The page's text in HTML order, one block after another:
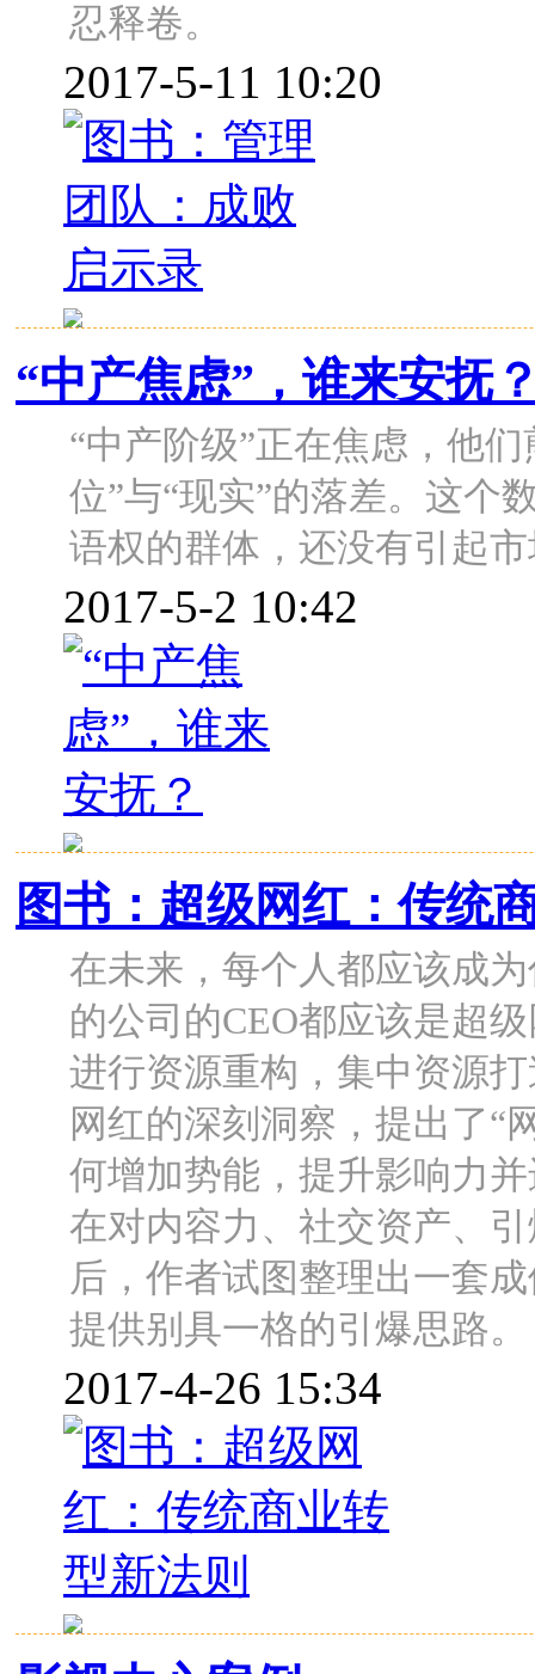
忍释卷。
2017-5-11 10:20
“中产焦虑”，谁来安抚
“中产阶级”正在焦虑，他
位”与“现实”的落差。这个
语权的群体，还没有引起
2017-5-2 10:42
图书：超级网红：传统
在未来，每个人都应该成
的公司的CEO都应该是超
进行资源重构，集中资源
网红的深刻洞察，提出了“
何增加势能，提升影响力
在对内容力、社交资产、
后，作者试图整理出一套
提供别具一格的引爆思路。
2017-4-26 15:34